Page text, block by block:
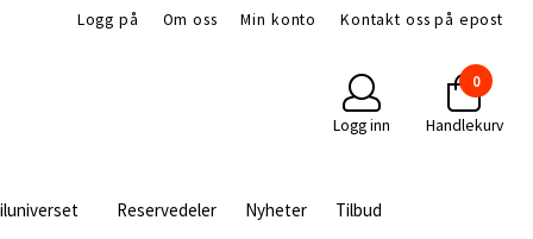
Logg på Om oss Min konto Kontakt oss på epost
Logg inn
0
Handlekurv
Reservedeler Nyheter Tilbud